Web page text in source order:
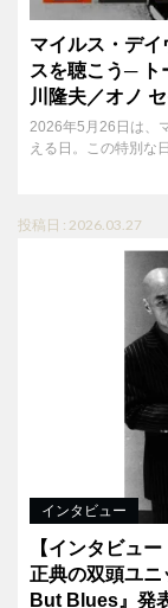
マイルス・デ
スを聴こう─ ト
川隆夫／オノ
2026年5月26日は、
える日。この特別な
投稿日 : 2026.03.27
インタビュー
【インタビュ
正典の双頭ユ
But Blues』発